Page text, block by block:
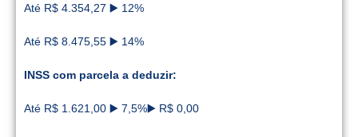
Até R$ 4.354,27 ▶️ 12%
Até R$ 8.475,55 ▶️ 14%
INSS com parcela a deduzir:
Até R$ 1.621,00 ▶️ 7,5%▶️ R$ 0,00